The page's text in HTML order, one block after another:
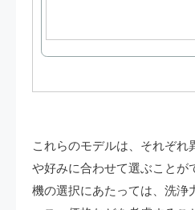
これらのモデルは、それぞれ
や好みに合わせて選ぶことが
機の選択にあたっては、洗浄